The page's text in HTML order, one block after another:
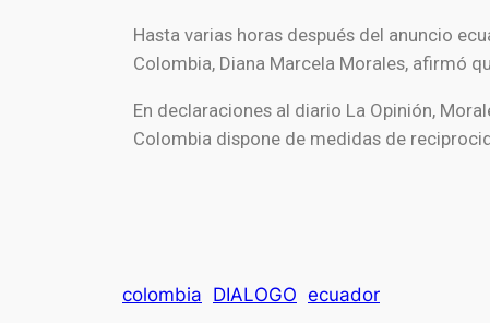
Hasta varias horas después del anuncio
Colombia, Diana Marcela Morales, afirmó
En declaraciones al diario La Opinión,
Colombia dispone de medidas de
colombia DIALOGO ecuador